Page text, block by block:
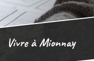
Vivre à Mionnay